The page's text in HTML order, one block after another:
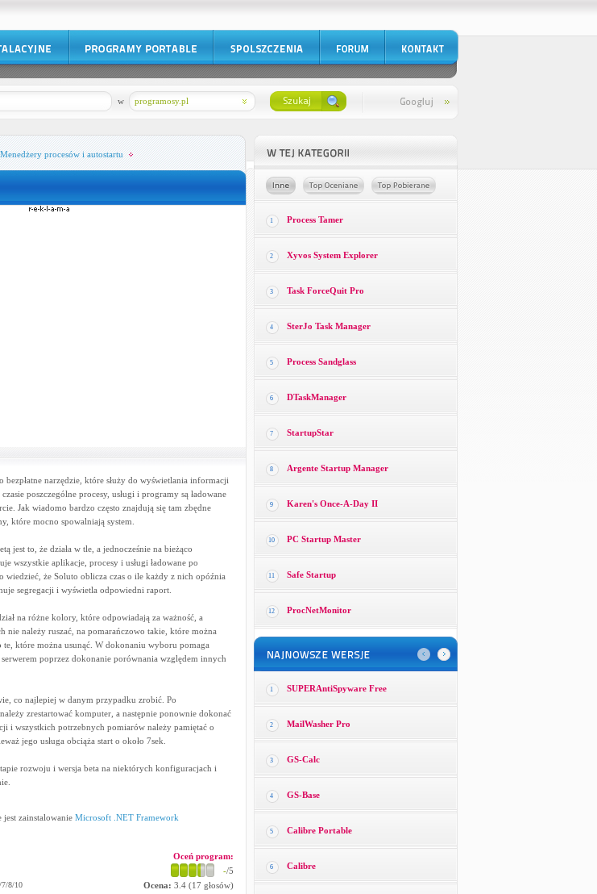
programosy.pl
w
Menedżery procesów i autostartu
bezpłatne narzędzie, które służy do wyświetlania informacji
poszczególne procesy, usługi i programy są ładowane
Jak wiadomo bardzo często znajdują się tam zbędne
które mocno spowalniają system.
jest to, że działa w tle, a jednocześnie na bieżąco
wszystkie aplikacje, procesy i usługi ładowane po
wiedzieć, że Soluto oblicza czas o ile każdy z nich opóźnia
segregacji i wyświetla odpowiedni raport.
na różne kolory, które odpowiadają za ważność, a
nie należy ruszać, na pomarańczowo takie, które można
które można usunąć. W dokonaniu wyboru pomaga
poprzez dokonanie porównania względem innych
co najlepiej w danym przypadku zrobić. Po
zrestartować komputer, a następnie ponownie dokonać
i wszystkich potrzebnych pomiarów należy pamiętać o
jego usługa obciąża start o około 7sek.
rozwoju i wersja beta na niektórych konfiguracjach i
jest zainstalowanie Microsoft .NET Framework
8/10
Oceń program:
-/5
Ocena: 3.4(17 głosów)
1 Process Tamer
2 Xyvos System Explorer
3 Task ForceQuit Pro
4 SterJo Task Manager
5 Process Sandglass
6 DTaskManager
7 StartupStar
8 Argente Startup Manager
9 Karen's Once-A-Day II
10 PC Startup Master
11 Safe Startup
12 ProcNetMonitor
1 SUPERAntiSpyware Free
2 MailWasher Pro
3 GS-Calc
4 GS-Base
5 Calibre Portable
6 Calibre